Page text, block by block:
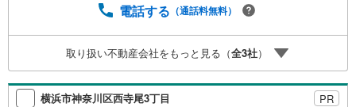
かな？」●「頭金は、どれくらいないと買えないの？」●
宅購入はわからないことばかり・・・。ご安心ください!!お
力になれる事がございましたら、誠心誠意 お手伝いをさせ
ていただきます。【ベンハウス】にお任せ下さい！
電話する （通話料無料）
取り扱い不動産会社をもっと見る（全3社）
横浜市神奈川区西寺尾3丁目 PR